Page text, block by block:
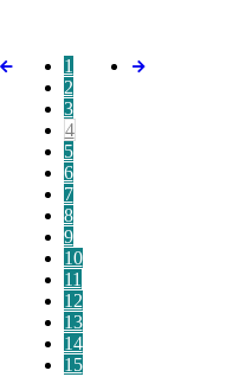
1
2
3
4
5
6
7
8
9
10
11
12
13
14
15